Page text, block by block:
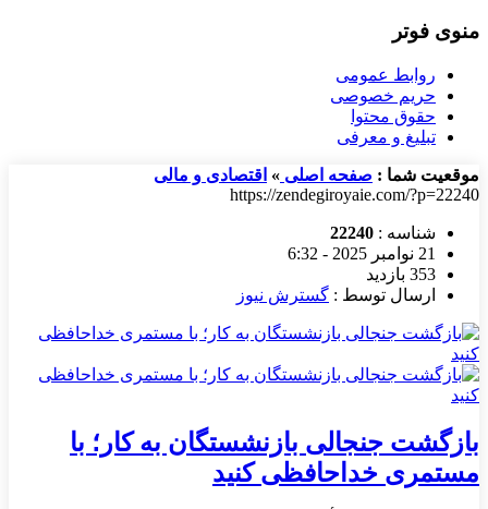
منوی فوتر
روابط عمومی
حریم خصوصی
حقوق محتوا
تبلیغ و معرفی
موقعیت شما : صفحه اصلی » اقتصادی و مالی
https://zendegiroyaie.com/?p=22240
شناسه : 22240
21 نوامبر 2025 - 6:32
353 بازدید
ارسال توسط : گسترش نیوز
بازگشت جنجالی بازنشستگان به کار؛ با
مستمری خداحافظی کنید